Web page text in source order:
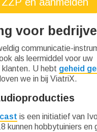
voor
communicatie-
als leermiddel voor uw
U hebt geheid
we in bij ViatriX.
is een initiatief van
kunnen hobbytuiniers en